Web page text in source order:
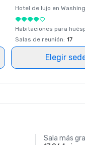
Hotel de lujo en
Habitaciones para
Salas de reunión: 17
Elegir
Sala más